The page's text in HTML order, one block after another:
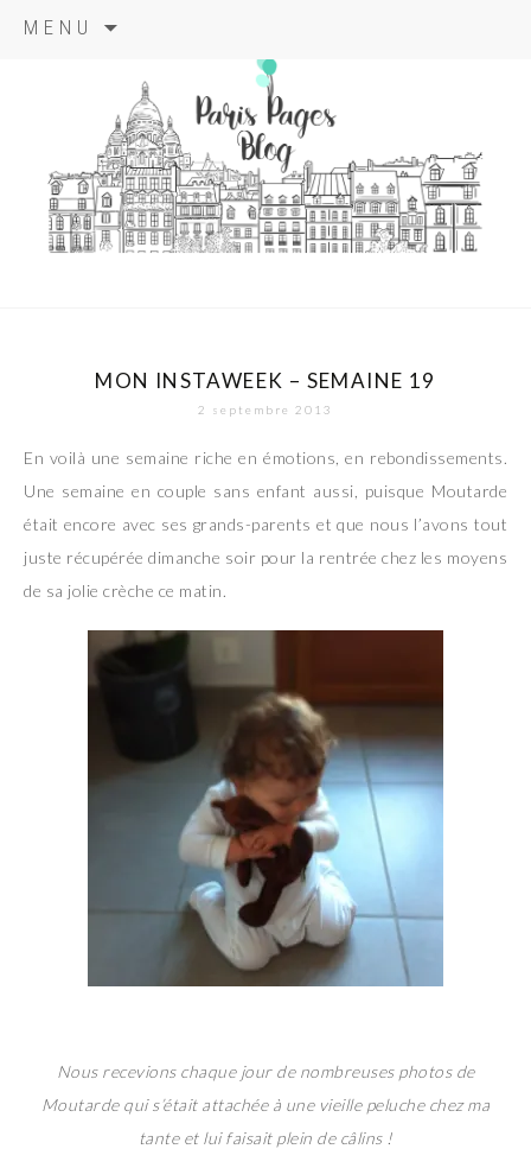
MENU
principal
paris pages
blog
MON INSTAWEEK – SEMAINE 19
2 septembre 2013
En voilà une semaine riche en émotions, en rebondissements.
Une semaine en couple sans enfant aussi, puisque Moutarde
était encore avec ses grands-parents et que nous l’avons tout
juste récupérée dimanche soir pour la rentrée chez les moyens
de sa jolie crèche ce matin.
Nous recevions chaque jour de nombreuses photos de
Moutarde qui s’était attachée à une vieille peluche chez ma
tante et lui faisait plein de câlins !